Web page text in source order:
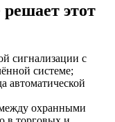
этот
сигнализации с
системе;
автоматической
охранными